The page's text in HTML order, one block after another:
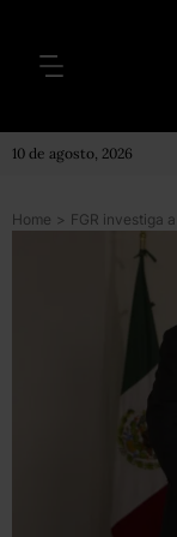
10 de agosto, 2026
Home >